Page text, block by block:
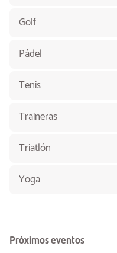
Golf
Pádel
Tenis
Traineras
Triatlón
Yoga
Próximos eventos